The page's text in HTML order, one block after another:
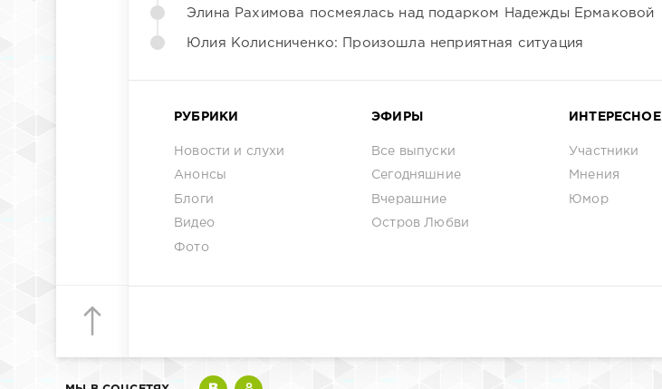
Элина Рахимова посмеялась над подарком Надежды Ермаковой
Юлия Колисниченко: Произошла неприятная ситуация
РУБРИКИ
Новости и слухи
Анонсы
Блоги
Видео
Фото
ЭФИРЫ
Все выпуски
Сегодняшние
Вчерашние
Остров Любви
ИНТЕРЕСНОЕ
Участники
Мнения
Юмор